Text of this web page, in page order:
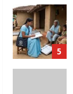
6